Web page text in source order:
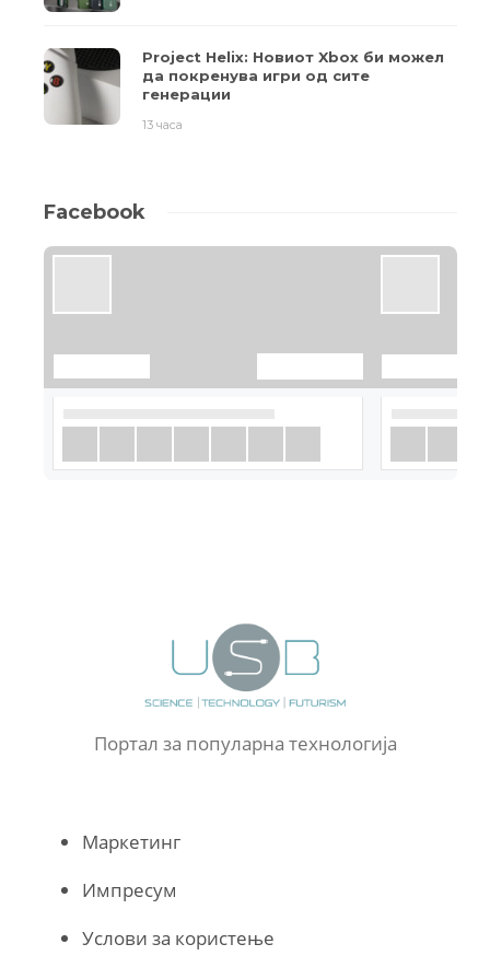
Project Helix: Новиот Xbox би можел
да покренува игри од сите
генерации
13 часа
Facebook
Портал за популарна технологија
Маркетинг
Импресум
Услови за користење